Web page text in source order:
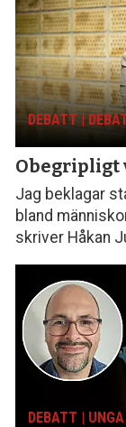
DEBATT |
Obegripligt
Jag beklagar
bland
skriver Håkan
DEBATT |